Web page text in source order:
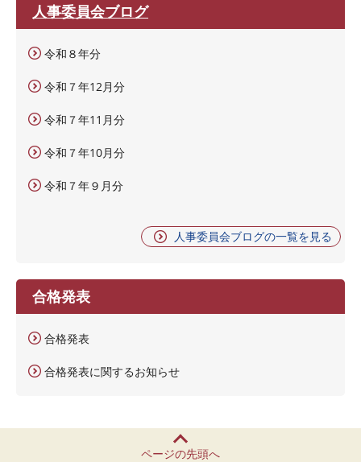
人事委員会ブログ
令和８年分
令和７年12月分
令和７年11月分
令和７年10月分
令和７年９月分
人事委員会ブログの一覧を見る
合格発表
合格発表
合格発表に関するお知らせ
ページの先頭へ